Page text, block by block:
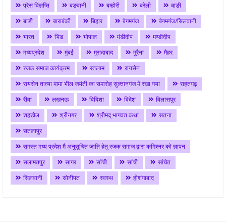
प्रेस विज्ञप्ति
बङवानी बम्होरी बरेली
बाङी
बाडी
बाराबंकी बिहार बेगमगंज
बेगमगंज/सिलवानी
भारत
भिंड भोपाल मंडीदीप
मण्डीदीप
मध्यप्रदेश
मुंबई मुरादाबाद मुरैना
मैहर
रजक समाज कार्यक्रम
रतलाम
रायसेन
रायसेन तात्या मामा भील जयंती का समारोह सुल्तानगंज में रखा गया
राहतगढ़
रीवा
लखनऊ विदिशा विदेश
विलासपुर
शहडोल
श्रीनगर श्रीमद् भागवत कथा
सतना
सतलापुर
समस्त मध्य प्रदेश मै अनुसूचित जाति हेतु रजक समाज द्वारा कमिश्नर को ज्ञापन
सलामतपुर
सागर साँची सांची
सांचेत
सिलवानी
सोनीपत स्वस्थ होशंगाबाद